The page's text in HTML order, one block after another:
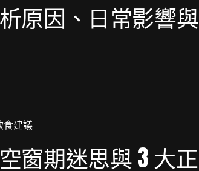
原因、日常影響與
窗期迷思與 3 大正